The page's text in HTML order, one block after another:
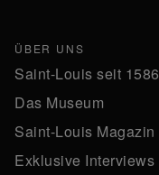
ÜBER UNS
Saint-Louis seit 1586
Das Museum
Saint-Louis Magazin
Exklusive Interviews